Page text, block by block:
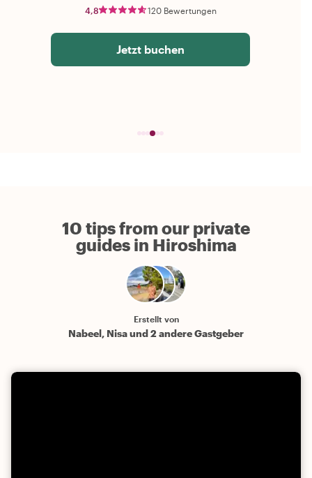
4,8 120 Bewertungen
Jetzt buchen
10 tips from our private
guides in Hiroshima
Erstellt von
Nabeel, Nisa und 2 andere Gastgeber